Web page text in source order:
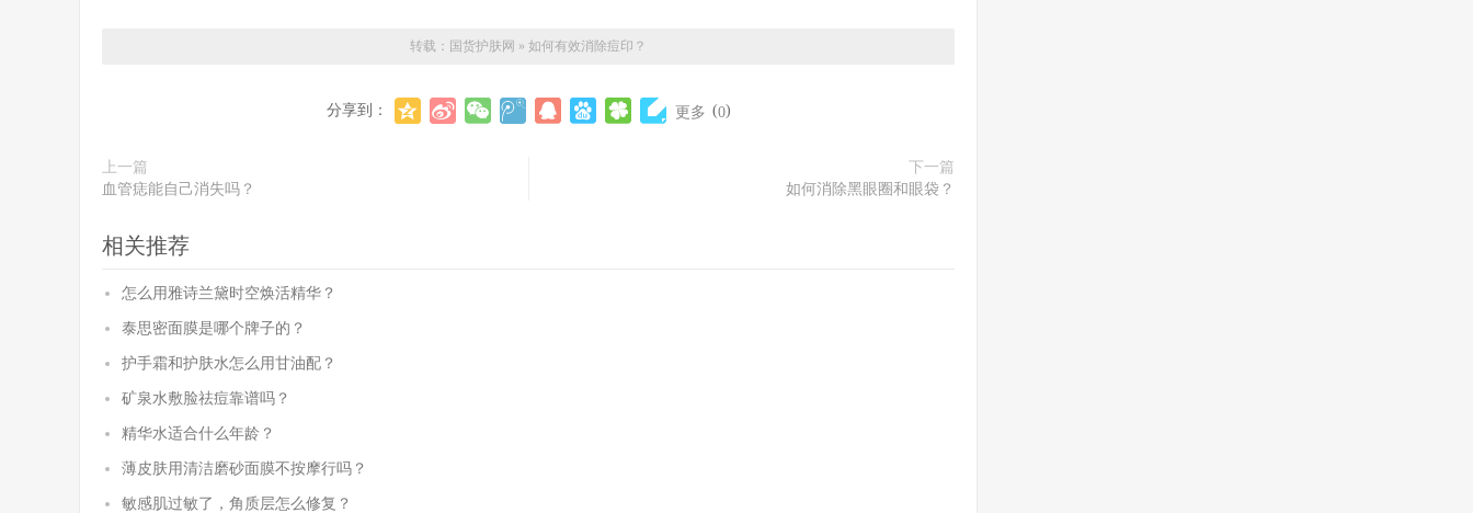
转载： 国货护肤网 » 如何有效消除痘印？
分享到： 更多 (0)
上一篇
血管痣能自己消失吗？
下一篇
如何消除黑眼圈和眼袋？
相关推荐
怎么用雅诗兰黛时空焕活精华？
泰思密面膜是哪个牌子的？
护手霜和护肤水怎么用甘油配？
矿泉水敷脸祛痘靠谱吗？
精华水适合什么年龄？
薄皮肤用清洁磨砂面膜不按摩行吗？
敏感肌过敏了，角质层怎么修复？